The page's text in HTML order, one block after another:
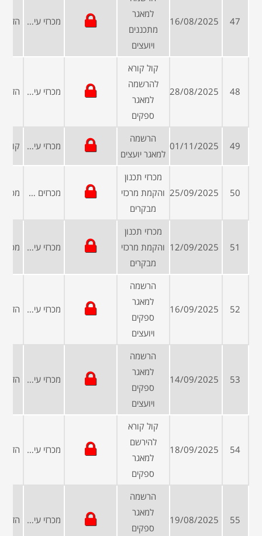
47
16/08/2025
למאגר
מתכננים
ויועצים
מכרזי עיריות ומועצות
48
28/08/2025
קול קורא
להרשמה
למאגר
ספקים
מכרזי עיריות ומועצות
49
01/11/2025
הרשמה
למאגר יועצים
מכרזי עיריות ומועצות
50
25/09/2025
מכרזי תכנון
והקמת מרכזי
מבקרים
מכרזים פומביים
51
12/09/2025
מכרזי תכנון
והקמת מרכזי
מבקרים
מכרזי עיריות ומועצות
52
16/09/2025
הרשמה
למאגר
ספקים
ויועצים
מכרזי עיריות ומועצות
53
14/09/2025
הרשמה
למאגר
ספקים
ויועצים
מכרזי עיריות ומועצות
54
18/09/2025
קול קורא
להירשם
למאגר
ספקים
מכרזי עיריות ומועצות
55
19/08/2025
הרשמה
למאגר
ספקים
מכרזי עיריות ומועצות